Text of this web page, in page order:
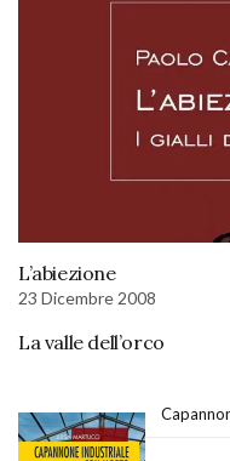
L’abiezione
23 Dicembre 2008
La valle dell’orco